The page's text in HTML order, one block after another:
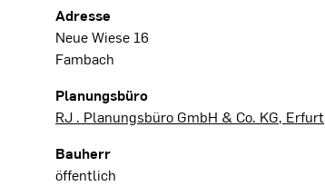
Projektdaten
Adresse
Neue Wiese 16
Fambach
Planungsbüro
RJ . Planungsbüro GmbH & Co. KG, Erfurt
Bauherr
öffentlich